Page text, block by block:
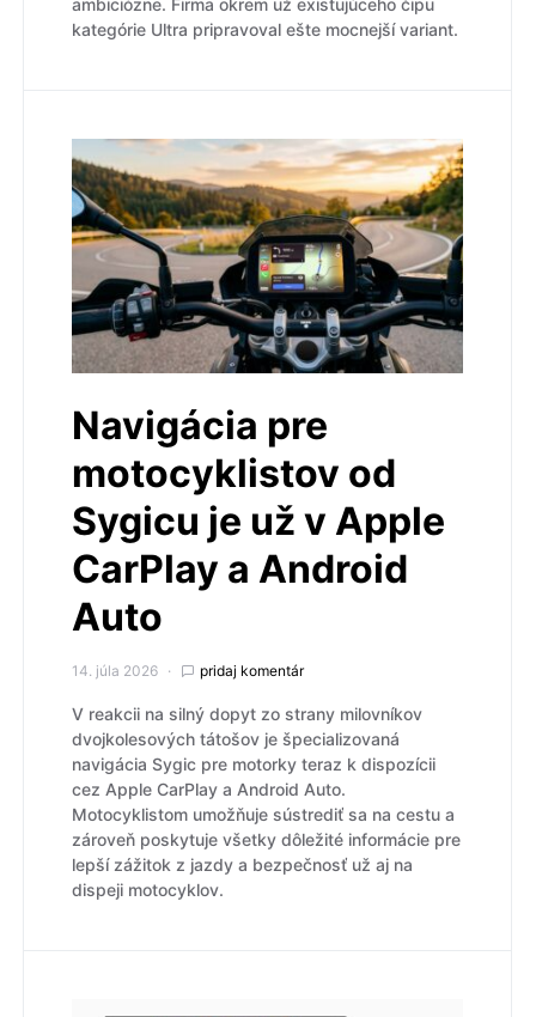
kategórie Ultra pripravoval ešte mocnejší variant.
Navigácia pre
motocyklistov od
Sygicu je už v Apple
CarPlay a Android
Auto
14. júla 2026 pridaj komentár
V reakcii na silný dopyt zo strany milovníkov
dvojkolesových tátošov je špecializovaná
navigácia Sygic pre motorky teraz k dispozícii
cez Apple CarPlay a Android Auto.
Motocyklistom umožňuje sústrediť sa na cestu a
zároveň poskytuje všetky dôležité informácie pre
lepší zážitok z jazdy a bezpečnosť už aj na
dispeji motocyklov.